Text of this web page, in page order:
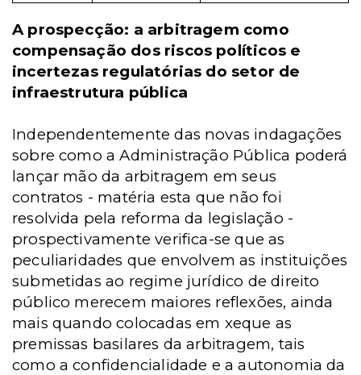
A prospecção: a arbitragem como
compensação dos riscos políticos e
incertezas regulatórias do setor de
infraestrutura pública
Independentemente das novas indagações
sobre como a Administração Pública poderá
lançar mão da arbitragem em seus
contratos - matéria esta que não foi
resolvida pela reforma da legislação -
prospectivamente verifica-se que as
peculiaridades que envolvem as instituições
submetidas ao regime jurídico de direito
público merecem maiores reflexões, ainda
mais quando colocadas em xeque as
premissas basilares da arbitragem, tais
como a confidencialidade e a autonomia da